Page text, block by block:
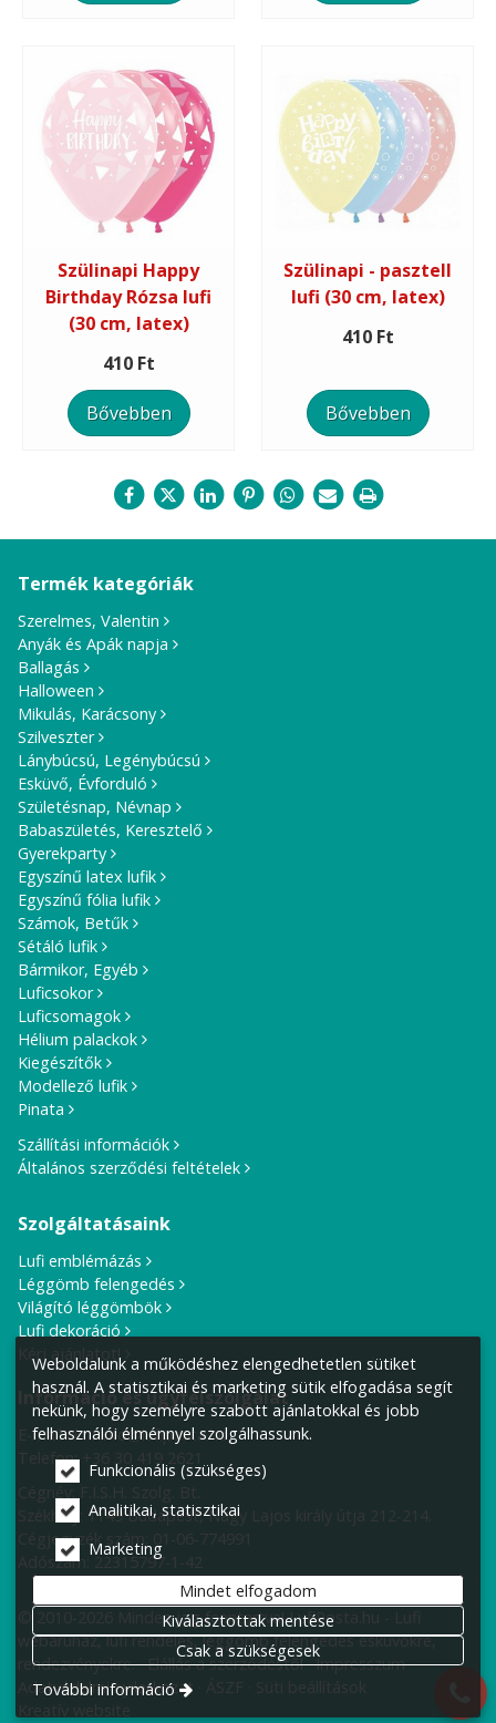
Szülinapi Happy
Birthday Rózsa lufi
(30 cm, latex)
410 Ft
Bővebben
Szülinapi - pasztell
lufi (30 cm, latex)
410 Ft
Bővebben
Termék kategóriák
Szerelmes, Valentin
Anyák és Apák napja
Ballagás
Halloween
Mikulás, Karácsony
Szilveszter
Lánybúcsú, Legénybúcsú
Esküvő, Évforduló
Születésnap, Névnap
Babaszületés, Keresztelő
Gyerekparty
Egyszínű latex lufik
Egyszínű fólia lufik
Számok, Betűk
Sétáló lufik
Bármikor, Egyéb
Luficsokor
Luficsomagok
Hélium palackok
Kiegészítők
Modellező lufik
Pinata
Szállítási információk
Általános szerződési feltételek
Szolgáltatásaink
Lufi emblémázás
Léggömb felengedés
Világító léggömbök
Lufi dekoráció
Kérj ajánlatot!
Információ és ügyfélszolgálat
E-mail cím:info@lufiposta.hu
Telefon:+36 30 419 2621
Cégnév: F.I.S.H. Szolg. Bt.
Székhely: 1149 Budapest, Nagy Lajos király útja 212-214.
Cégjegyzék szám: 01-06-774991
Adószám: 22315797-1-42
© 2010-2026 Minden jog fenntartva! LufiPosta.hu - Lufi
webáruház, lufi rendelés, léggömb felengedés esküvőkre,
rendezvényekre. Elállás a szerződéstől Impresszum
Adatvédelmi nyilatkozat
ÁSZF
Süti beállítások
Kreatív website
Weboldalunk a működéshez elengedhetetlen sütiket
használ. A statisztikai és marketing sütik elfogadása segít
nekünk, hogy személyre szabott ajánlatokkal és jobb
felhasználói élménnyel szolgálhassunk.
Funkcionális (szükséges)
Analitikai, statisztikai
Marketing
Mindet elfogadom
Kiválasztottak mentése
Csak a szükségesek
További információ